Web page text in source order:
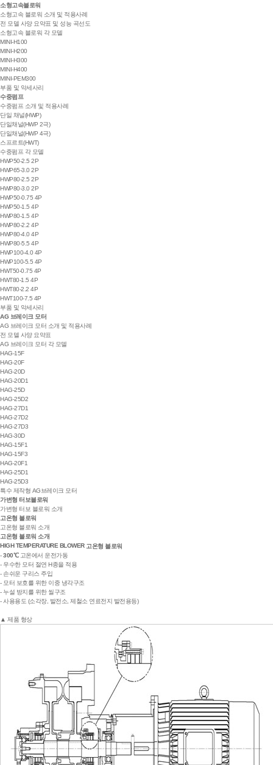
소형고속블로워
소형고속 블로워 소개 및 적용사례
전 모델 사양 요약표 및 성능 곡선도
소형고속 블로워 각 모델
MINI-H100
MINI-H200
MINI-H300
MINI-H400
MINI-PEM300
부품 및 악세사리
수중펌프
수중펌프 소개 및 적용사례
단일 채널(HWP)
단일채널(HWP 2극)
단일채널(HWP 4극)
스프르트(HWT)
수중펌프 각 모델
HWP50-2.5 2P
HWP65-3.0 2P
HWP80-2.5 2P
HWP80-3.0 2P
HWP50-0.75 4P
HWP50-1.5 4P
HWP80-1.5 4P
HWP80-2.2 4P
HWP80-4.0 4P
HWP80-5.5 4P
HWP100-4.0 4P
HWP100-5.5 4P
HWT50-0.75 4P
HWT80-1.5 4P
HWT80-2.2 4P
HWT100-7.5 4P
부품 및 악세사리
AG 브레이크 모터
AG 브레이크 모터 소개 및 적용사례
전 모델 사양 요약표
AG 브레이크 모터 각 모델
HAG-15F
HAG-20F
HAG-20D
HAG-20D1
HAG-25D
HAG-25D2
HAG-27D1
HAG-27D2
HAG-27D3
HAG-30D
HAG-15F1
HAG-15F3
HAG-20F1
HAG-25D1
HAG-25D3
특수 제작형 AG브레이크 모터
가변형 터보블로워
가변형 터보 블로워 소개
고온형 블로워
고온형 블로워 소개
고온형 블로워 소개
HIGH TEMPERATURE BLOWER 고온형 블로워
-300℃고온에서 운전가동
- 우수한 모터 절연 H종을 적용
- 손쉬운 구리스 주입
- 모터 보호를 위한 이중 냉각구조
- 누설 방지를 위한 씰구조
- 사용용도 (소각장, 발전소, 제철소 연료전지 발전용등)
▲ 제품 형상